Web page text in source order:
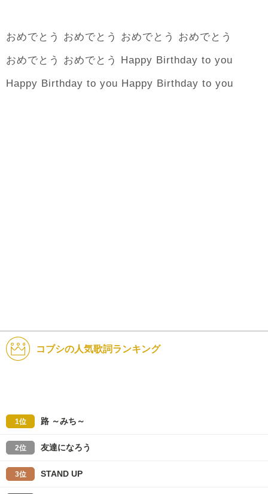
おめでとう おめでとう おめでとう おめでとう
おめでとう おめでとう Happy Birthday to you
Happy Birthday to you Happy Birthday to you
コブシの人気歌詞ランキング
1位 路 ～みち～
2位 友達になろう
3位 STAND UP